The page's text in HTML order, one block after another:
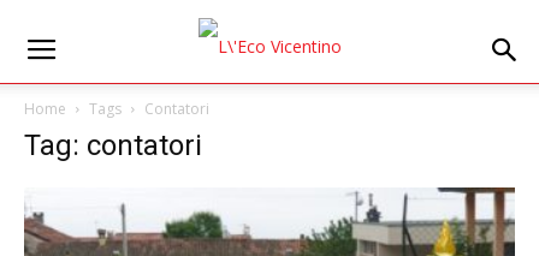
Home Tags Contatori
Tag: contatori